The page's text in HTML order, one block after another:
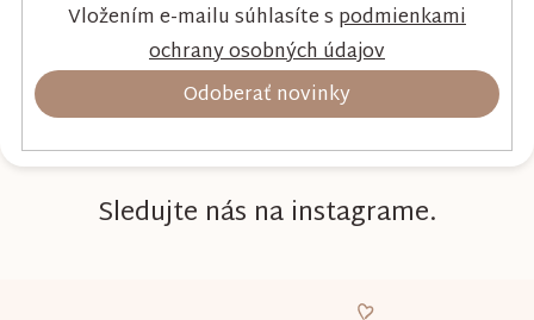
Vložením e-mailu súhlasíte s podmienkami
ochrany osobných údajov
Odoberať novinky
Sledujte nás na instagrame.